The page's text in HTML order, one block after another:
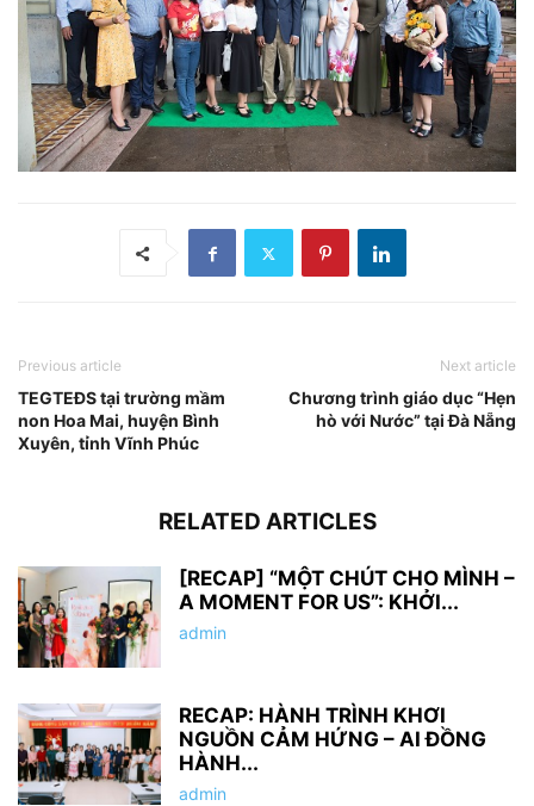
Previous article
TEGTEĐS tại trường mầm
non Hoa Mai, huyện Bình
Xuyên, tỉnh Vĩnh Phúc
Next article
Chương trình giáo dục “Hẹn
hò với Nước” tại Đà Nẵng
RELATED ARTICLES
[RECAP] “MỘT CHÚT CHO MÌNH –
A MOMENT FOR US”: KHỞI...
admin
RECAP: HÀNH TRÌNH KHƠI
NGUỒN CẢM HỨNG – AI ĐỒNG
HÀNH...
admin